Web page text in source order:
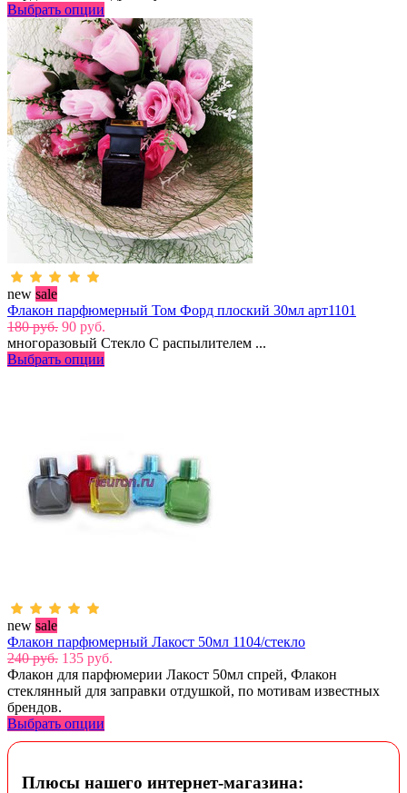
Выбрать опции
new sale
Флакон парфюмерный Том Форд плоский 30мл арт1101
180 руб. 90 руб.
многоразовый Стекло С распылителем ...
Выбрать опции
new sale
Флакон парфюмерный Лакост 50мл 1104/стекло
240 руб. 135 руб.
Флакон для парфюмерии Лакост 50мл спрей, Флакон
стеклянный для заправки отдушкой, по мотивам известных
брендов.
Выбрать опции
Плюсы нашего интернет-магазина: